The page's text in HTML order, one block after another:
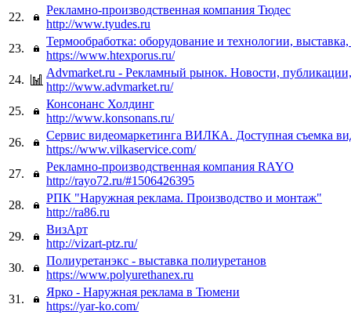
22.
Рекламно-производственная компания Тюдес
http://www.tyudes.ru
23.
Термообработка: оборудование и технологии,
https://www.htexporus.ru/
24.
Advmarket.ru - Рекламный рынок. Новости, публикации,
http://www.advmarket.ru/
25.
Консонанс Холдинг
http://www.konsonans.ru/
26.
Сервис видеомаркетинга ВИЛКА. Доступная съемка
https://www.vilkaservice.com/
27.
Рекламно-производственная компания RAYO
http://rayo72.ru/#1506426395
28.
РПК "Наружная реклама. Производство и монтаж"
http://ra86.ru
29.
ВизАрт
http://vizart-ptz.ru/
30.
Полиуретанэкс - выставка полиуретанов
https://www.polyurethanex.ru
31.
Ярко - Наружная реклама в Тюмени
https://yar-ko.com/